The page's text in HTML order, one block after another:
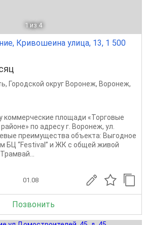
1 из 4
Кривошеина улица, 13, 1 500
, Городской округ Воронеж, Воронеж,
коммерческие площади «Торговые
по адресу г. Воронеж, ул.
преимущества объекта: Выгодное
БЦ “Festival” и ЖК с общей живой
01.08
Позвонить